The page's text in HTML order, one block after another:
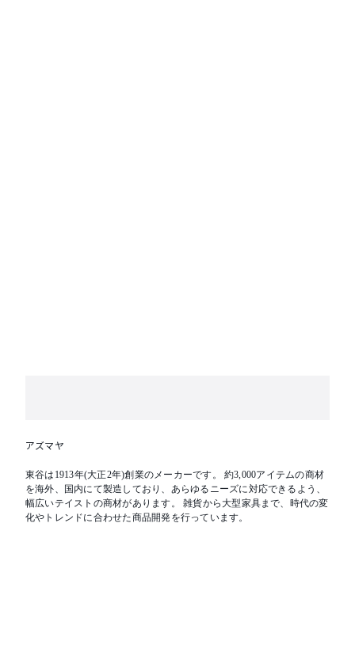
アズマヤ
東谷は1913年(大正2年)創業のメーカーです。 約3,000アイテムの商材
を海外、国内にて製造しており、あらゆるニーズに対応できるよう、
幅広いテイストの商材があります。 雑貨から大型家具まで、時代の変
化やトレンドに合わせた商品開発を行っています。